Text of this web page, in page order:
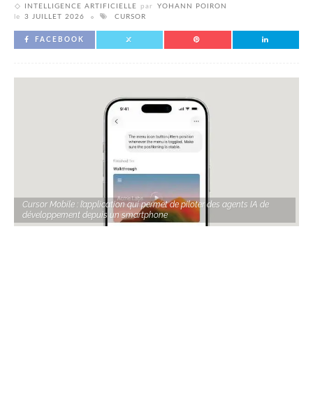
INTELLIGENCE ARTIFICIELLE par
YOHANN POIRON
le
3 JUILLET 2026 CURSOR
FACEBOOK
Cursor Mobile : l’application qui permet de piloter des agents IA de
développement depuis un smartphone